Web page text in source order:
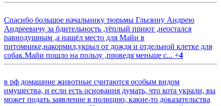
Спасибо большое начальнику тюрьмы Глызину Андрею
Андреевичу за бдительность ,тёплый приют ,неостался
равнодушным ,а нашёл место для Майи в
питомнике,накормил,укрыл от дождя и отдельной клетке для
собак.Майи пошло на пользу ,проведя меньше с... +4
в рф домашние животные считаются особым видом
имущества, и если есть основания думать, что кота украли, вы
может подать заявление в полицию, какие-то доказательства